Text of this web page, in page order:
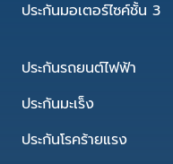
ประกันมอเตอร์ไซค์ชั้น 3
ประกันรถยนต์ไฟฟ้า
ประกันมะเร็ง
ประกันโรคร้ายแรง